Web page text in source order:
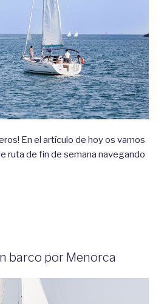
En el artículo de hoy os vamos
ruta de fin de semana navegando
barco por Menorca